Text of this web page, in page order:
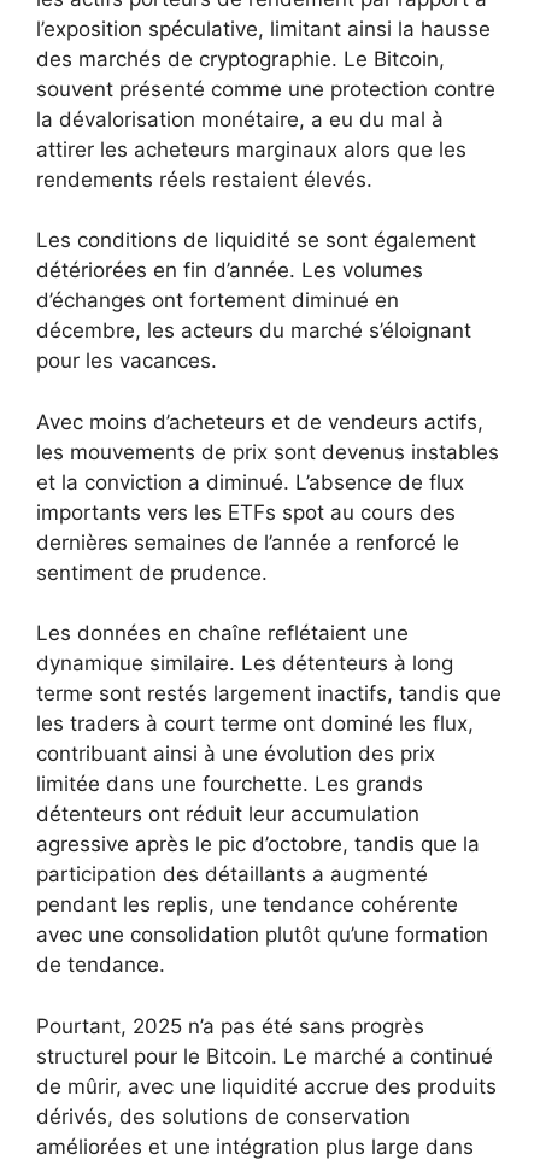
l’exposition spéculative, limitant ainsi la hausse
des marchés de cryptographie. Le Bitcoin,
souvent présenté comme une protection contre
la dévalorisation monétaire, a eu du mal à
attirer les acheteurs marginaux alors que les
rendements réels restaient élevés.
Les conditions de liquidité se sont également
détériorées en fin d’année. Les volumes
d’échanges ont fortement diminué en
décembre, les acteurs du marché s’éloignant
pour les vacances.
Avec moins d’acheteurs et de vendeurs actifs,
les mouvements de prix sont devenus instables
et la conviction a diminué. L’absence de flux
importants vers les ETFs spot au cours des
dernières semaines de l’année a renforcé le
sentiment de prudence.
Les données en chaîne reflétaient une
dynamique similaire. Les détenteurs à long
terme sont restés largement inactifs, tandis que
les traders à court terme ont dominé les flux,
contribuant ainsi à une évolution des prix
limitée dans une fourchette. Les grands
détenteurs ont réduit leur accumulation
agressive après le pic d’octobre, tandis que la
participation des détaillants a augmenté
pendant les replis, une tendance cohérente
avec une consolidation plutôt qu’une formation
de tendance.
Pourtant, 2025 n’a pas été sans progrès
structurel pour le Bitcoin. Le marché a continué
de mûrir, avec une liquidité accrue des produits
dérivés, des solutions de conservation
améliorées et une intégration plus large dans